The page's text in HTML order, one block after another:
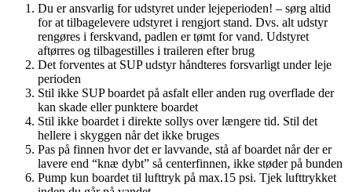
Du er ansvarlig for udstyret under lejeperioden! – sørg altid
for at tilbagelevere udstyret i rengjort stand. Dvs. alt udstyr
rengøres i ferskvand, padlen er tømt for vand. Udstyret
aftørres og tilbagestilles i traileren efter brug
Det forventes at SUP udstyr håndteres forsvarligt under leje
perioden
Stil ikke SUP boardet på asfalt eller anden rug overflade der
kan skade eller punktere boardet
Stil ikke boardet i direkte sollys over længere tid. Stil det
hellere i skyggen når det ikke bruges
Pas på finnen hvor det er lavvande, stå af boardet når der er
lavere end “knæ dybt” så centerfinnen, ikke støder på bunden
Pump kun boardet til lufttryk på max.15 psi. Tjek lufttrykket